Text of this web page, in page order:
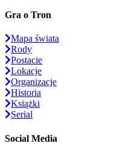
Gra o Tron
Mapa świata
Rody
Postacie
Lokacje
Organizacje
Historia
Książki
Serial
Social Media